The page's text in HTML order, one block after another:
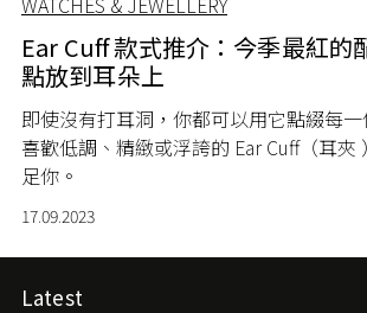
Ear Cuff 款式推介：今季最紅的
點放到耳朵上
即使沒有打耳洞，你都可以用它點綴每
喜歡低調、精緻或浮誇的 Ear Cuff（耳夾
足你。
17.09.2023
Latest